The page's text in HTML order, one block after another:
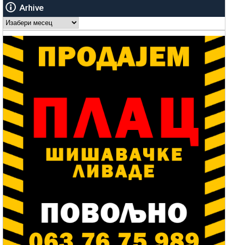
Arhive
Arhive